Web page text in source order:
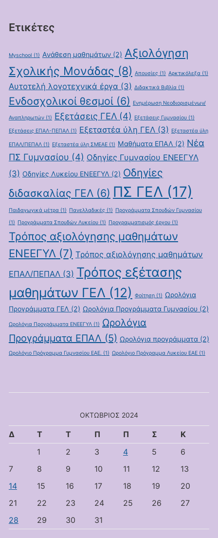
Ετικέτες
Myschool (1) Ανάθεση μαθημάτων(2) Αξιολόγηση
Σχολικής Μονάδας (8) Απουσίες (1) Αρκτικόλεξα(1)
Αυτοτελή λογοτεχνικά έργα (3) Διδακτικά Βιβλία(1)
Ενδοσχολικοί θεσμοί(6) Ενημέρωση Νεοδιορισμένων/
Αναπληρωτών(1) Εξετάσεις ΓΕΛ(4) Εξετάσεις Γυμνασίου(1)
Εξετάσεις ΕΠΑΛ-ΠΕΠΑΛ(1) Εξεταστέα ύλη ΓΕΛ(3) Εξεταστέα ύλη
ΕΠΑΛ/ΠΕΠΑΛ(1) Εξεταστέα ύλη ΣΜΕΑΕ(1) Μαθήματα ΕΠΑΛ (2) Νέα
ΠΣ Γυμνασίου (4) Οδηγίες Γυμνασίου ΕΝΕΕΓΥΛ
(3) Οδηγίες Λυκείου ΕΝΕΕΓΥΛ (2) Οδηγίες
διδασκαλίας ΓΕΛ(6) ΠΣ ΓΕΛ (17)
Παιδαγωγικά μέτρα(1) Πανελλαδικές (1) Προγράμματα Σπουδών Γυμνασίου
(1) Προγράμματα Σπουδών Λυκείου(1) Προγραμματισμός έργου(1)
Τρόπος αξιολόγησης μαθημάτων
ΕΝΕΕΓΥΛ (7) Τρόπος αξιολόγησης μαθημάτων
ΕΠΑΛ/ΠΕΠΑΛ(3) Τρόπος εξέτασης
μαθημάτων ΓΕΛ (12) Φοίτηση(1) Ωρολόγια
Προγράμματα ΓΕΛ (2) Ωρολόγια Προγράμματα Γυμνασίου(2)
Ωρολόγια Προγράμματα ΕΝΕΕΓΥΛ(1) Ωρολόγια
Προγράμματα ΕΠΑΛ (5) Ωρολόγια προγράμματα (2)
Ωρολόγιο Πρόγραμμα Γυμνασίου ΕΑΕ. (1) Ωρολόγιο Πρόγραμμα Λυκείου ΕΑΕ(1)
ΟΚΤΏΒΡΙΟΣ 2024
Δ Τ Τ Π Π Σ
Κ
1
2 3 4 5
6
7
8 9 10 11 12
13
14
15 16 17 18 19
20
21
22 23 24 25 26
27
28
29 30 31